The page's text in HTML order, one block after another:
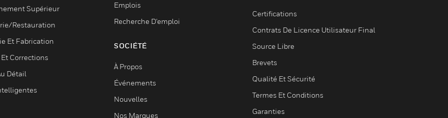
Supérieur
Restauration
Et Fabrication
Et Corrections
Détail
Emplois
Recherche D'emploi
SOCIÉTÉ
À Propos
Événements
Nouvelles
Nos Marques
Certifications
Contrats De Licence Utilisateur Final
Source Libre
Brevets
Qualité Et Sécurité
Termes Et Conditions
Garanties